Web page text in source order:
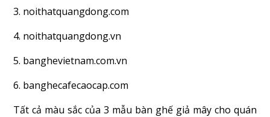
3. noithatquangdong.com
4. noithatquangdong.vn
5. banghevietnam.com.vn
6. banghecafecaocap.com
Tất cả màu sắc của 3 mẫu bàn ghế giả mây cho quán